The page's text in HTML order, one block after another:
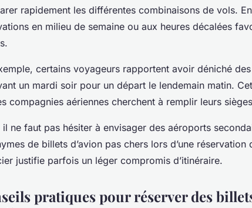
rapidement les différentes combinaisons de vols.
en milieu de semaine ou aux heures décalées
certains voyageurs rapportent avoir déniché
un mardi soir pour un départ le lendemain matin.
compagnies aériennes cherchent à remplir leurs
il ne faut pas hésiter à envisager des aéroports
de billets d’avion pas chers lors d’une
justifie parfois un léger compromis d’itinéraire.
pratiques pour réserver des